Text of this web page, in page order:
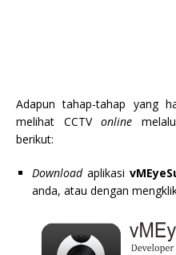
Adapun tahap-tahap yang
melihat CCTVonline
berikut:
Downloadaplikasi
anda, atau dengan